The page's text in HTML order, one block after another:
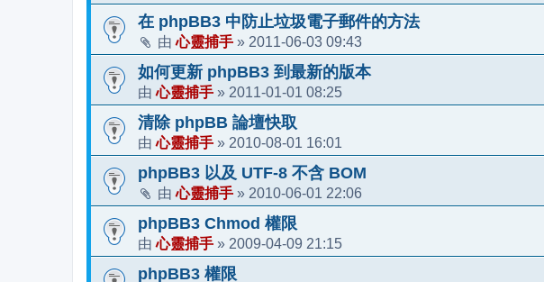
在 phpBB3 中防止垃圾電子郵件的方法
由心靈捕手 » 2011-06-03 09:43
如何更新 phpBB3 到最新的版本
由心靈捕手 » 2011-01-01 08:25
清除 phpBB 論壇快取
由心靈捕手 » 2010-08-01 16:01
phpBB3 以及 UTF-8 不含 BOM
由心靈捕手 » 2010-06-01 22:06
phpBB3 Chmod 權限
由心靈捕手 » 2009-04-09 21:15
phpBB3 權限